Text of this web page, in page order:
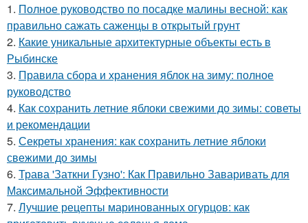
1. Полное руководство по посадке малины весной: как
правильно сажать саженцы в открытый грунт
2. Какие уникальные архитектурные объекты есть в
Рыбинске
3. Правила сбора и хранения яблок на зиму: полное
руководство
4. Как сохранить летние яблоки свежими до зимы: советы
и рекомендации
5. Секреты хранения: как сохранить летние яблоки
свежими до зимы
6. Трава 'Заткни Гузно': Как Правильно Заваривать для
Максимальной Эффективности
7. Лучшие рецепты маринованных огурцов: как